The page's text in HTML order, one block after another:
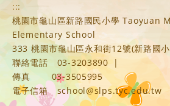
:::
桃園市龜山區新路國民小學 Taoyuan
Elementary School
333 桃園市龜山區永和街12號(新路國
聯絡電話
03-3203890
|
傳真
03-3505995
電子信箱
school@slps.tyc.edu.tw